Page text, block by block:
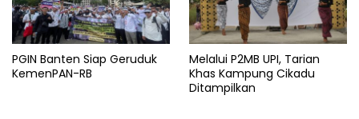
Budaya
bali
featured
PGIN Banten Siap Geruduk
KemenPAN-RB
Melalui P2MB UPI, Tarian
Khas Kampung Cikadu
Ditampilkan